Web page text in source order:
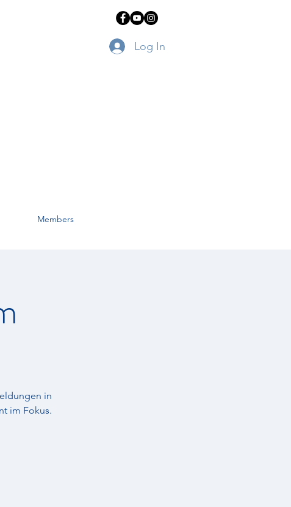
Members
Log In
in
im Fokus.